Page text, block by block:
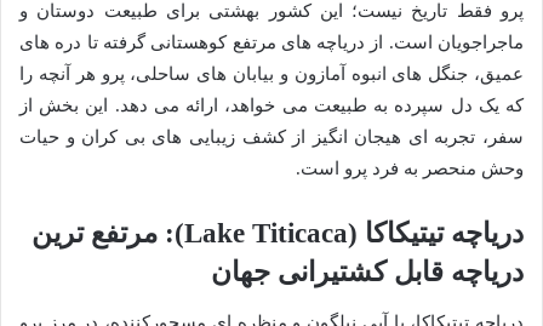
پرو فقط تاریخ نیست؛ این کشور بهشتی برای طبیعت دوستان و
ماجراجویان است. از دریاچه های مرتفع کوهستانی گرفته تا دره های
عمیق، جنگل های انبوه آمازون و بیابان های ساحلی، پرو هر آنچه را
که یک دل سپرده به طبیعت می خواهد، ارائه می دهد. این بخش از
سفر، تجربه ای هیجان انگیز از کشف زیبایی های بی کران و حیات
وحش منحصر به فرد پرو است.
دریاچه تیتیکاکا (Lake Titicaca): مرتفع ترین
دریاچه قابل کشتیرانی جهان